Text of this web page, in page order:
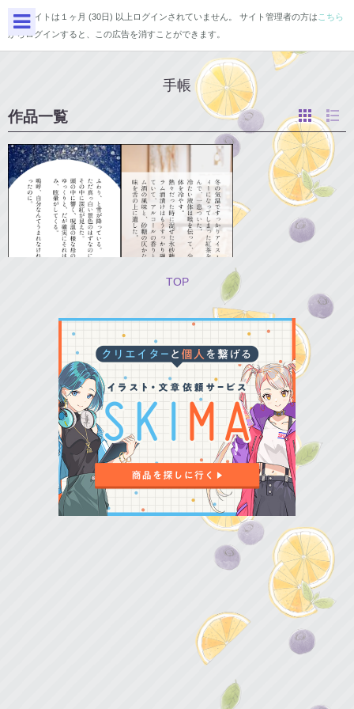
このサイトは１ヶ月 (30日) 以上ログインされていません。 サイト管理者の方は こちら
からログインすると、この広告を消すことができます。
手帳
作品一覧
TOP